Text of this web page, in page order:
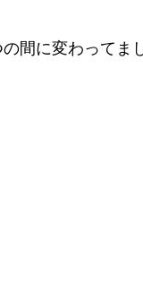
間に変わってま